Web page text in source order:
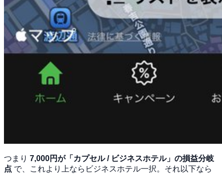
つまり 7,000円が「カプセル / ビジネスホテル」の損益分岐
点 で、これより上ならビジネスホテル一択。それ以下なら